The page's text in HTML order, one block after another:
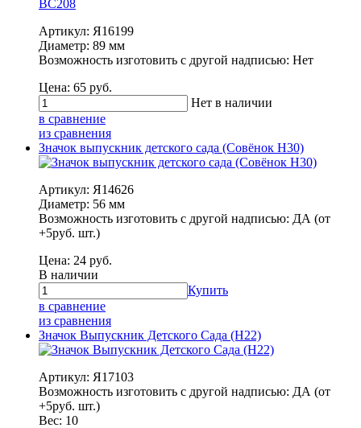
Артикул: Я16199
Диаметр: 89 мм
Возможность изготовить с другой надписью: Нет
Цена: 65 руб.
Нет в наличии
в сравнение
из сравнения
Значок выпускник детского сада (Совёнок Н30)
Артикул: Я14626
Диаметр: 56 мм
Возможность изготовить с другой надписью: ДА (от
+5руб. шт.)
Цена: 24 руб.
В наличии
Купить
в сравнение
из сравнения
Значок Выпускник Детского Сада (Н22)
Артикул: Я17103
Возможность изготовить с другой надписью: ДА (от
+5руб. шт.)
Вес: 10